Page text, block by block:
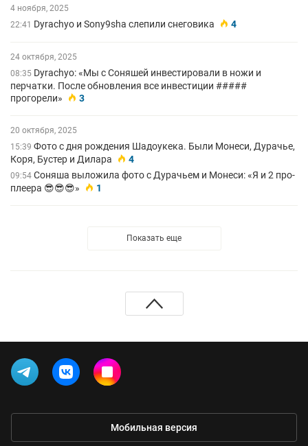
4 ноября, 2025
22:41 Dyrachyo и Sony9sha слепили снеговика 4
24 октября, 2025
08:35 Dyrachyo: «Мы с Соняшей инвестировали в ножи и
перчатки. После обновления все инвестиции #####
прогорели»
3
20 октября, 2025
15:39 Фото с дня рождения Шадоукека. Были Монеси, Дурачье,
Коря, Бустер и Дилара
4
09:54 Соняша выложила фото с Дурачьем и Монеси: «Я и 2 про-
плеера 😎😎😎»
1
Показать еще
Мобильная версия